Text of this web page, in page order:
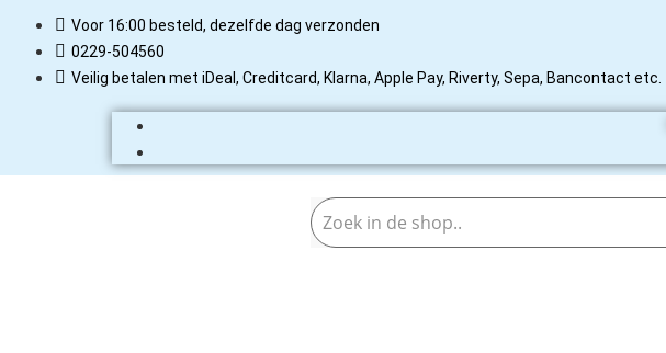
Voor 16:00 besteld, dezelfde dag verzonden
0229-504560
Veilig betalen met iDeal, Creditcard, Klarna, Apple Pay, Riverty, Sepa, Bancontact etc.